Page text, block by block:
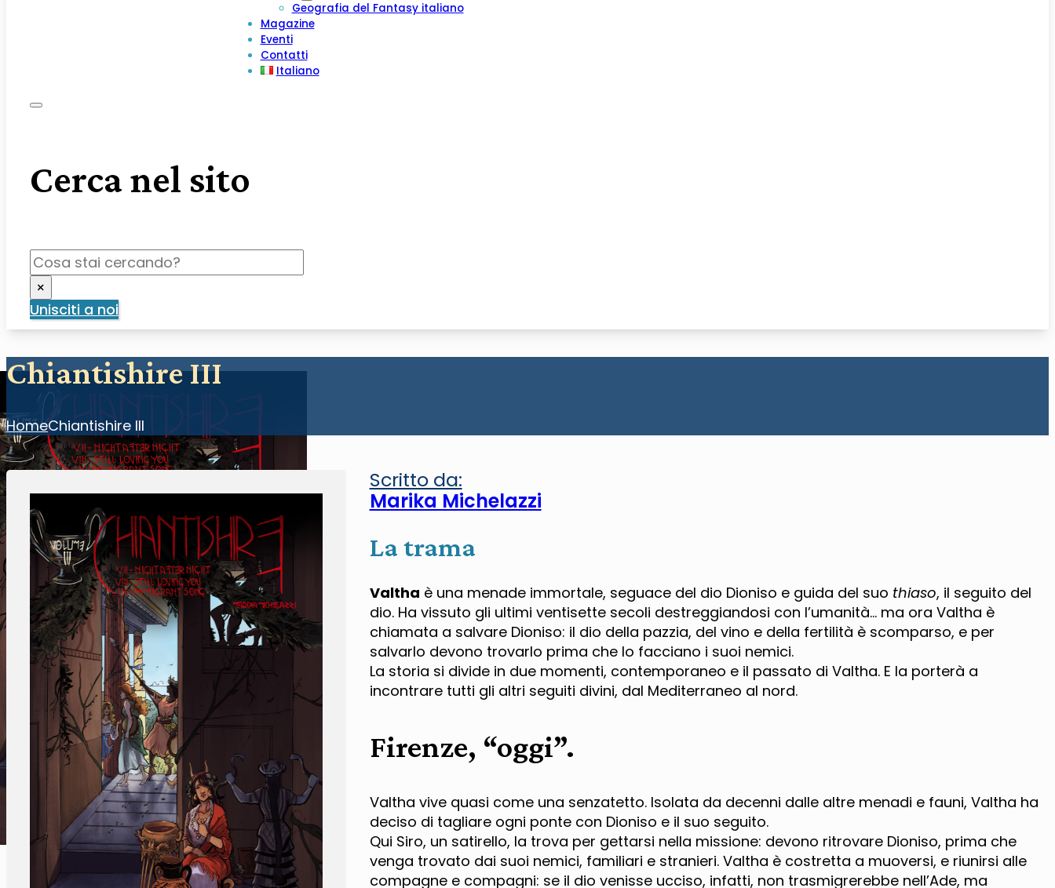
Geografia del Fantasy italiano
Magazine
Eventi
Contatti
Italiano
Cerca nel sito
Cerca
×
Unisciti a noi
Chiantishire III
HomeChiantishire III
Scritto da:
Marika Michelazzi
La trama
Valtha è una menade immortale, seguace del dio Dioniso e guida del suo thiaso, il seguito del
dio. Ha vissuto gli ultimi ventisette secoli destreggiandosi con l’umanità… ma ora Valtha è
chiamata a salvare Dioniso: il dio della pazzia, del vino e della fertilità è scomparso, e per
salvarlo devono trovarlo prima che lo facciano i suoi nemici.
La storia si divide in due momenti, contemporaneo e il passato di Valtha. E la porterà a
incontrare tutti gli altri seguiti divini, dal Mediterraneo al nord.
Firenze, “oggi”.
Valtha vive quasi come una senzatetto. Isolata da decenni dalle altre menadi e fauni, Valtha ha
deciso di tagliare ogni ponte con Dioniso e il suo seguito.
Qui Siro, un satirello, la trova per gettarsi nella missione: devono ritrovare Dioniso, prima che
venga trovato dai suoi nemici, familiari e stranieri. Valtha è costretta a muoversi, e riunirsi alle
compagne e compagni: se il dio venisse ucciso, infatti, non trasmigrerebbe nell’Ade, ma